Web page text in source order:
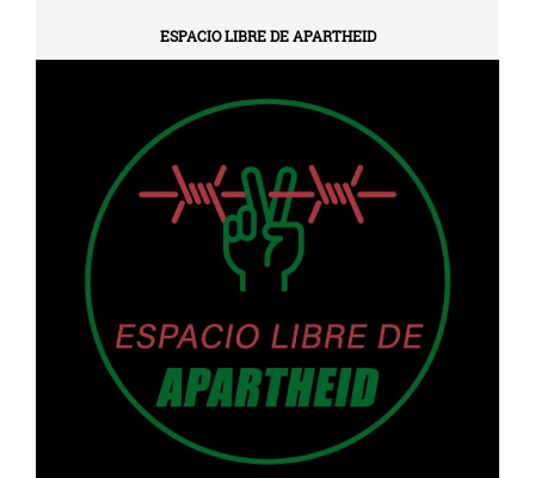
ESPACIO LIBRE DE APARTHEID